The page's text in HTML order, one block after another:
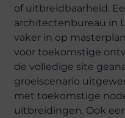
of uitbreidbaarheid.
architectenbureau in
vaker in op
voor toekomstige
de volledige site
groeiscenario
met toekomstige
uitbreidingen. Ook